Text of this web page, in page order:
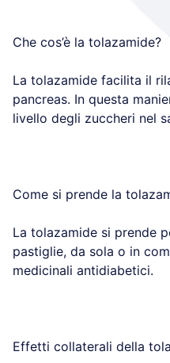
Che cos’è la tolazamide?
La tolazamide facilita il
pancreas. In questa
livello degli zuccheri nel
Come si prende la
La tolazamide si prende
pastiglie, da sola o in
medicinali antidiabetici.
Effetti collaterali della